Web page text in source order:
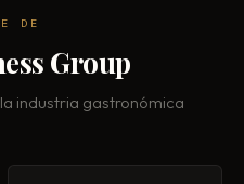
DE
Group
industria gastronómica